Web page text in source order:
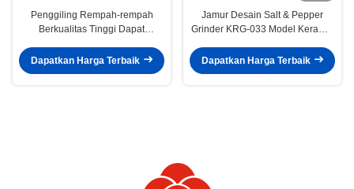
Penggiling Rempah-rempah
Berkualitas Tinggi Dapat
Rempah-rempah
Dapatkan Harga Terbaik
Jamur Desain Salt & Pepper
Grinder KRG-033 Model Keramik
Dapatkan Harga Terbaik